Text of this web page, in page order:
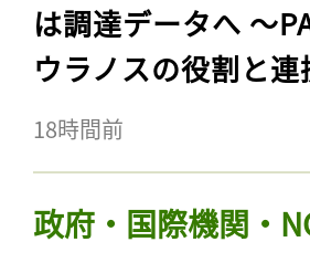
は調達データへ 〜
ウラノスの役割と連
18時間前
政府・国際機関・